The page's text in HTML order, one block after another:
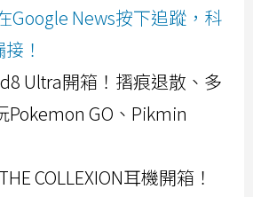
Google News按下追蹤，科
！
Ultra開箱！摺痕退散、多
Pokemon GO、Pikmin
COLLEXION耳機開箱！